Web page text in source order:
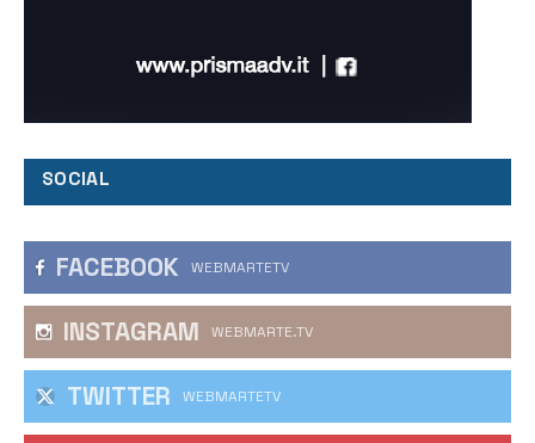
SOCIAL
FACEBOOK WEBMARTETV
INSTAGRAM WEBMARTE.TV
TWITTER WEBMARTETV